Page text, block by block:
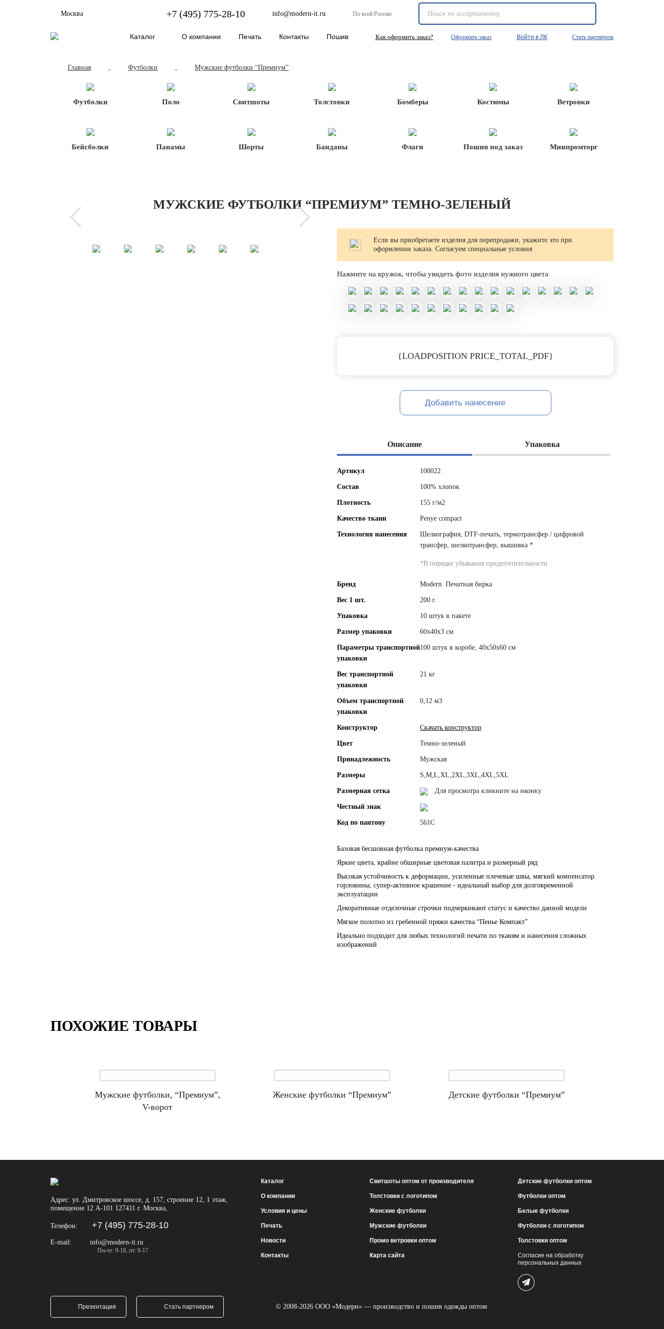
Москва +7 (495) 775-28-10 info@modern-it.ru По всей России
Каталог О компании Печать Контакты Пошив Как оформить заказ? Оформить заказ Войти в ЛК Стать партнёром
Главная - Футболки - Мужские футболки “Премиум”
Футболки Поло Свитшоты Толстовки Бомберы Костюмы Ветровки
Бейсболки Панамы Шорты Банданы Флаги Пошив под заказ Минпромторг
МУЖСКИЕ ФУТБОЛКИ “ПРЕМИУМ” ТЕМНО-ЗЕЛЕНЫЙ
Если вы приобретаете изделия для перепродажи, укажите это при
оформлении заказа. Согласуем специальные условия
Нажмите на кружок, чтобы увидеть фото изделия нужного цвета
{LOADPOSITION PRICE_TOTAL_PDF}
Добавить нанесение
Описание Упаковка
Артикул 100022
Состав 100% хлопок
Плотность 155 г/м2
Качество ткани Penye compact
Технология нанесения
Шелкография, DTF-печать, термотрансфер / цифровой
трансфер, шелкотрансфер, вышивка *
*В порядке убывания предпочтительности
Бренд Modern. Печатная бирка
Вес 1 шт. 200 г.
Упаковка 10 штук в пакете
Размер упаковки 60x40x3 см
Параметры транспортной
упаковки
100 штук в коробе, 40x50x60 см
Вес транспортной
упаковки
21 кг
Объем транспортной
упаковки
0,12 м3
Конструктор Скачать конструктор
Цвет Темно-зеленый
Принадлежность Мужская
Размеры S,M,L,XL,2XL,3XL,4XL,5XL
Размерная сетка Для просмотра кликните на иконку
Честный знак
Код по пантону 561С
Базовая бесшовная футболка премиум-качества
Яркие цвета, крайне обширные цветовая палитра и размерный ряд
Высокая устойчивость к деформации, усиленные плечевые швы, мягкий компенсатор
горловины, супер-активное крашение - идеальный выбор для долговременной
эксплуатации
Декоративные отделочные строчки подчеркивают статус и качество данной модели
Мягкое полотно из гребенной пряжи качества “Пенье Компакт”
Идеально подходит для любых технологий печати по тканям и нанесения сложных
изображений
ПОХОЖИЕ ТОВАРЫ
Мужские футболки, “Премиум”,
V-ворот
Женские футболки “Премиум” Детские футболки “Премиум”
Адрес: ул. Дмитровское шоссе, д. 157, строение 12, 1 этаж,
помещение 12 А-101 127411 г. Москва,
Телефон: +7 (495) 775-28-10
E-mail: info@modern-it.ru
Пн-чт: 9-18, пт: 9-17
Каталог
О компании
Условия и цены
Печать
Новости
Контакты
Свитшоты оптом от производителя
Толстовки с логотипом
Женские футболки
Мужские футболки
Промо ветровки оптом
Карта сайта
Детские футболки оптом
Футболки оптом
Белые футболки
Футболки с логотипом
Толстовки оптом
Согласие на обработку
персональных данных
Презентация Стать партнером © 2008-2026 ООО «Модерн» — производство и пошив одежды оптом